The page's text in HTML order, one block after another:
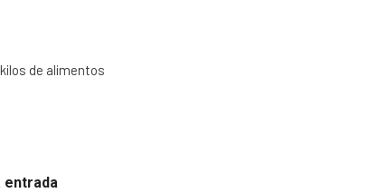
de alimentos
entrada